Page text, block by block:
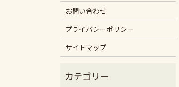
お問い合わせ
プライバシーポリシー
サイトマップ